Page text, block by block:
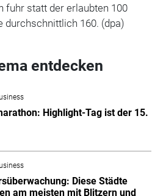
fuhr statt der erlaubten 100
durchschnittlich 160. (dpa)
entdecken
Highlight-Tag ist der 15.
Diese Städte
am meisten mit Blitzern und